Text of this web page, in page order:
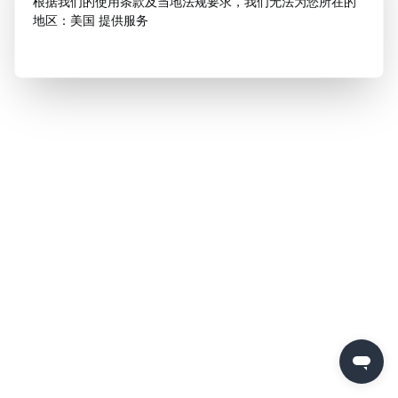
地区：美国 提供服务